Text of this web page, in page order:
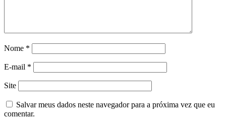
Nome *
E-mail *
Site
Salvar meus dados neste navegador para a próxima vez que eu
comentar.